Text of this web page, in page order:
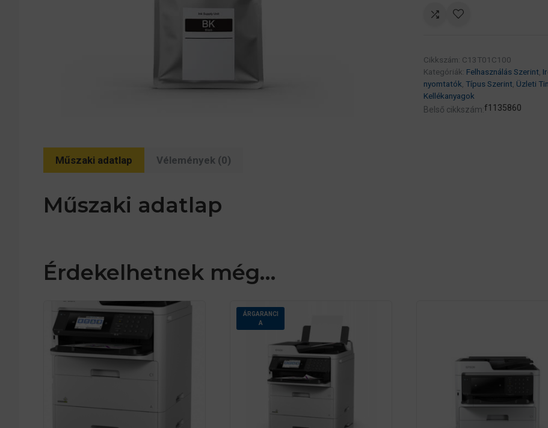
patron
C13T01C100
Workforce
Pro
WF-
Cikkszám: C13T01C100
Kategóriák: Felhasználás Szerint,
nyomtatók, Típus Szerint, Üzleti
Kellékanyagok
Belső cikkszám:f1135860
Műszaki adatlap Vélemények (0)
Műszaki adatlap
Érdekelhetnek még…
ÁRGARANCI
A